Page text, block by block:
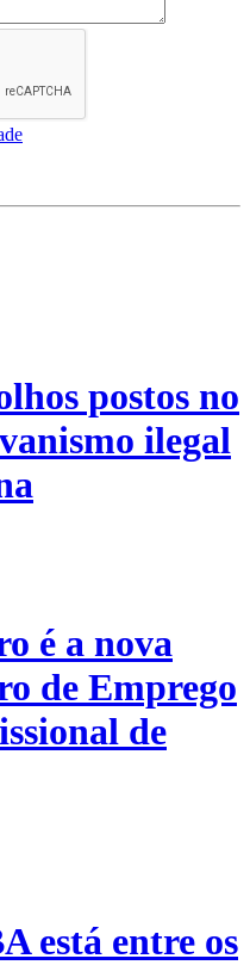
postos no
ilegal
é a nova
de Emprego
de
está entre os